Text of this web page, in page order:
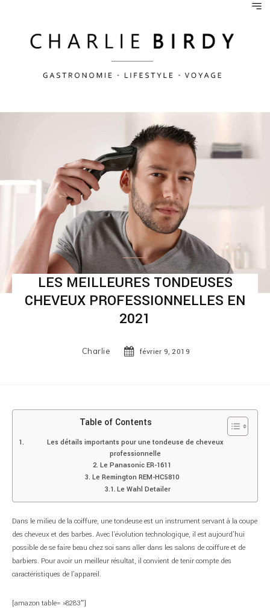
LES MEILLEURES TONDEUSES
CHEVEUX PROFESSIONNELLES EN
2021
Charlie février 9, 2019
Table of Contents
Les détails importants pour une tondeuse de cheveux
professionnelle
Le Panasonic ER-1611
Le Remington REM-HC5810
Le Wahl Detailer
Dans le milieu de la coiffure, une tondeuse est un instrument servant à la coupe
des cheveux et des barbes. Avec l’évolution technologique, il est aujourd’hui
possible de se faire beau chez soi sans aller dans les salons de coiffure et de
barbiers. Pour avoir un meilleur résultat, il convient de tenir compte des
caractéristiques de l’appareil.
[amazon table= »8283″]